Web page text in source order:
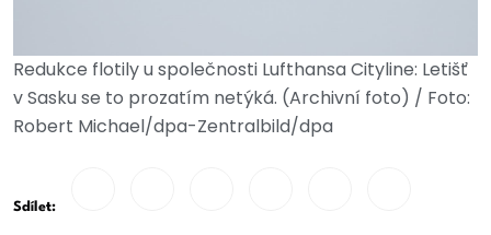
Redukce flotily u společnosti Lufthansa Cityline: Letišť
v Sasku se to prozatím netýká. (Archivní foto) / Foto:
Robert Michael/dpa-Zentralbild/dpa
Sdílet: